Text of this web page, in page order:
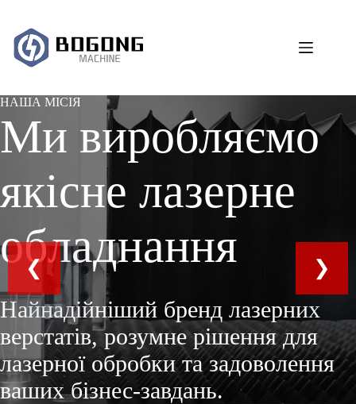
вмісту
НАША МІСІЯ
Ми виробляємо
якісне лазерне
обладнання
Найнадійніший бренд лазерних
верстатів, розумне рішення для
лазерної обробки та задоволення
ваших бізнес-завдань.